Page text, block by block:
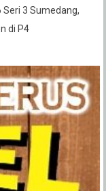
Seri 3 Sumedang,
di P4